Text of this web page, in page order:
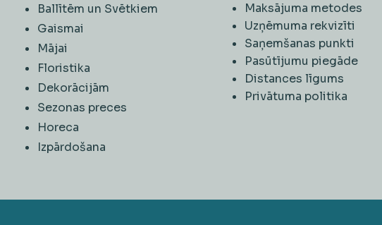
Ballītēm un Svētkiem
Gaismai
Mājai
Floristika
Dekorācijām
Sezonas preces
Horeca
​Izpārdošana
Maksājuma metodes
Uzņēmuma rekvizīti
Saņemšanas punkti
Pasūtījumu piegāde
Distances līgums
Privātuma politika